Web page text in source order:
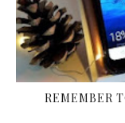
REMEMBER